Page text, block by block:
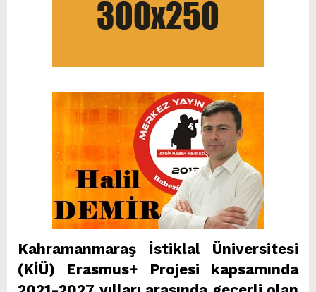
Kahramanmaraş İstiklal Üniversitesi
(KİÜ) Erasmus+ Projesi kapsamında